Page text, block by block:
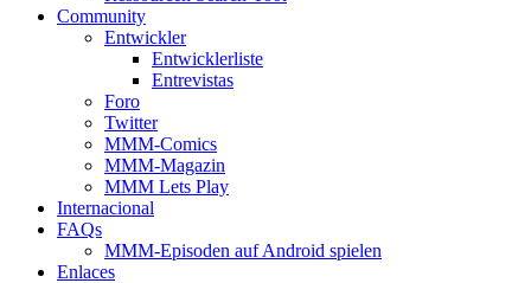
Community
Entwickler
Entwicklerliste
Entrevistas
Foro
Twitter
MMM-Comics
MMM-Magazin
MMM Lets Play
Internacional
FAQs
MMM-Episoden auf Android spielen
Enlaces